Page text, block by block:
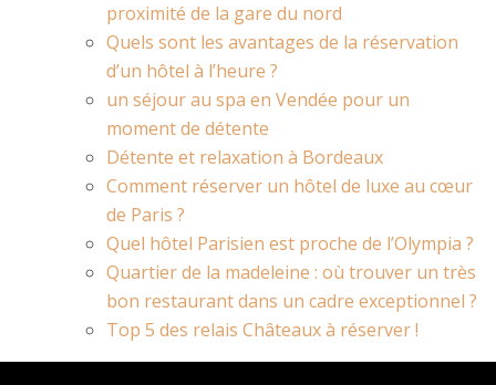
proximité de la gare du nord
Quels sont les avantages de la réservation
d’un hôtel à l’heure ?
un séjour au spa en Vendée pour un
moment de détente
Détente et relaxation à Bordeaux
Comment réserver un hôtel de luxe au cœur
de Paris ?
Quel hôtel Parisien est proche de l’Olympia ?
Quartier de la madeleine : où trouver un très
bon restaurant dans un cadre exceptionnel ?
Top 5 des relais Châteaux à réserver !